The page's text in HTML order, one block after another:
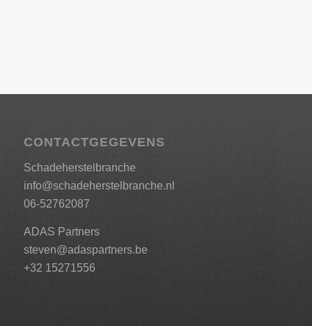
CONTACTGEGEVENS
Schadeherstelbranche
info@schadeherstelbranche.nl
06-52762087
ADAS Partners
steven@adaspartners.be
+32 15271556